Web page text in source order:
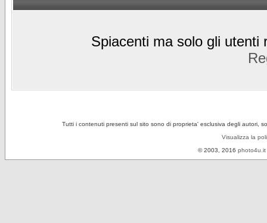
Spiacenti ma solo gli utenti
Tutti i contenuti presenti sul sito sono di proprieta' esclusiva degli autori,
Visualizza la
© 2003, 2016 photo4u.it